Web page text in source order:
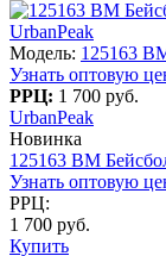
UrbanPeak
Модель: 125163
Узнать оптовую
РРЦ: 1 700 руб.
UrbanPeak
Новинка
125163 BM
Узнать оптовую
РРЦ:
1 700 руб.
Купить